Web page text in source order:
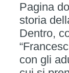
Pagina
storia
Dentro,
con gli